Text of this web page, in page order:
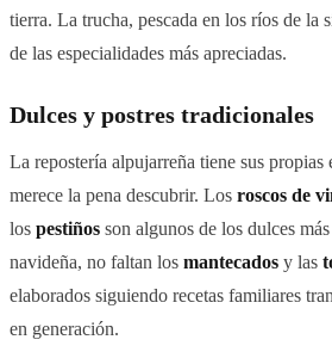
tierra. La trucha, pescada en los ríos de la
de las especialidades más apreciadas.
Dulces y postres tradicionales
La repostería alpujarreña tiene sus propias
merece la pena descubrir. Los roscos de
los pestiños son algunos de los dulces
navideña, no faltan los mantecados y las
elaborados siguiendo recetas familiares
en generación.